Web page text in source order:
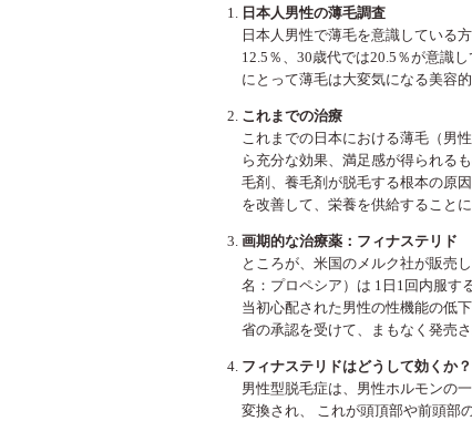
日本人男性の薄毛調査
日本人男性で薄毛を意識している
12.5％、30歳代では20.5％が意識
にとって薄毛は大変気になる美容的
これまでの治療
これまでの日本における薄毛（男
ら充分な効果、満足感が得られる
毛剤、養毛剤が脱毛する根本の原
を改善して、栄養を供給すること
画期的な治療薬：フィナステリド
ところが、米国のメルク社が販売
名：プロペシア）は 1日1回内服す
当初心配された男性の性機能の低
省の承認を受けて、まもなく発売
フィナステリドはどうして効くか？
男性型脱毛症は、男性ホルモンの
変換され、 これが頭頂部や前頭部